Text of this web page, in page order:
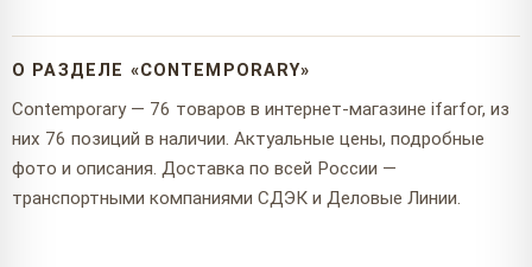
О РАЗДЕЛЕ «CONTEMPORARY»
Contemporary — 76 товаров в интернет-магазине ifarfor, из
них 76 позиций в наличии. Актуальные цены, подробные
фото и описания. Доставка по всей России —
транспортными компаниями СДЭК и Деловые Линии.